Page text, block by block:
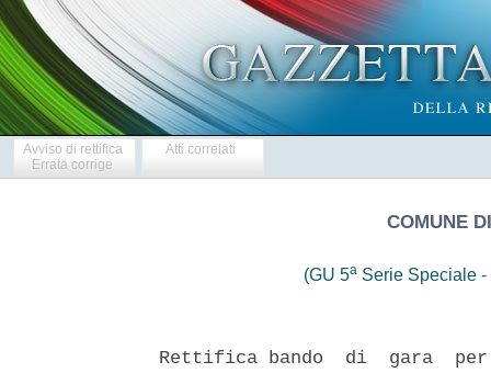
Avviso di rettifica
Errata corrige
Atti correlati
COMUNE
(GU 5aSerie Speciale -
Rettifica bando  di  gara